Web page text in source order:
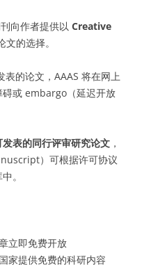
向作者提供以 Creative
文的选择。
表的论文，AAAS 将在网上
碍或 embargo（延迟开放
表的同行评审研究论文 ，
）可根据许可协议
。
立即免费开放
家提供免费的科研内容